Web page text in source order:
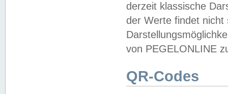
derzeit klassische
der Werte findet
von PEGELONLINE
QR-Codes